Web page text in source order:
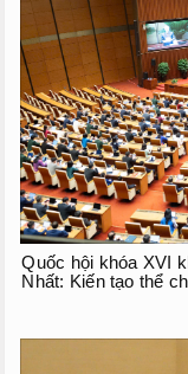
Quốc hội khóa XVI
Nhất: Kiến tạo thể